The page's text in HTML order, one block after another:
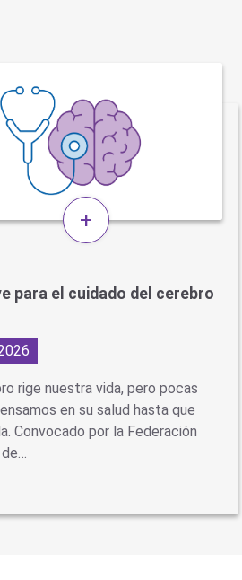
+
para el cuidado del cerebro
rige nuestra vida, pero pocas
en su salud hasta que
Convocado por la Federación